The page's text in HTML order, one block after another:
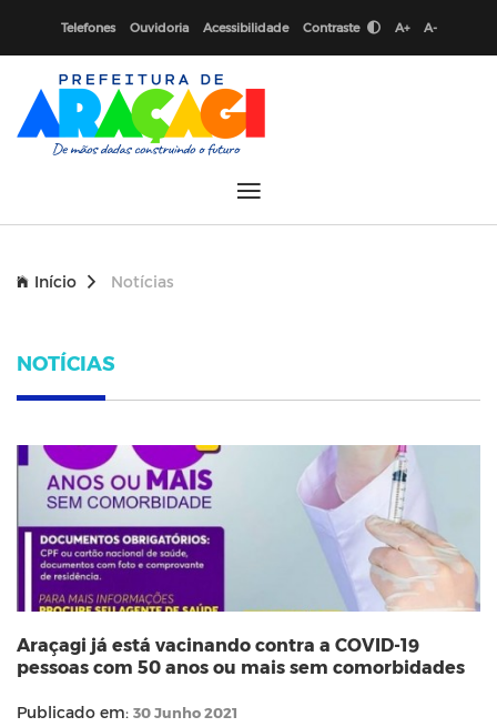
Telefones Ouvidoria Acessibilidade Contraste A+ A-
Início Notícias
NOTÍCIAS
Araçagi já está vacinando contra a COVID-19
pessoas com 50 anos ou mais sem comorbidades
Publicado em: 30 Junho 2021